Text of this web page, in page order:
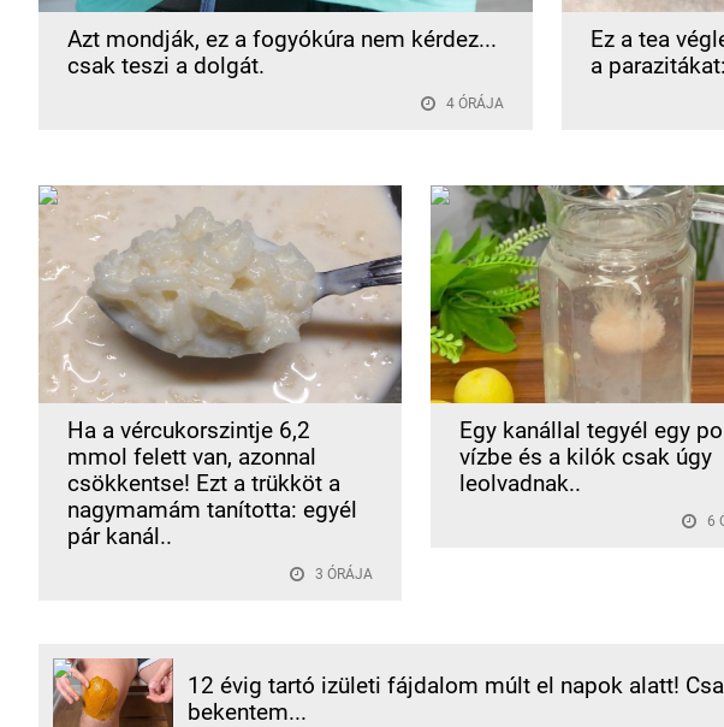
Azt mondják, ez a fogyókúra nem kérdez...
csak teszi a dolgát.
4 ÓRÁJA
Ez a tea
a parazitákat:
Ha a vércukorszintje 6,2
mmol felett van, azonnal
csökkentse! Ezt a trükköt a
nagymamám tanította: egyél
pár kanál..
3 ÓRÁJA
Egy kanállal tegyél egy
vízbe és a kilók csak úgy
leolvadnak..
6
12 évig tartó izületi fájdalom múlt el napok alatt!
bekentem...